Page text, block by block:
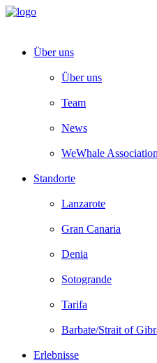
Über uns
Über uns
Team
News
WeWhale Association
Standorte
Lanzarote
Gran Canaria
Denia
Sotogrande
Tarifa
Barbate/Strait of
Erlebnisse